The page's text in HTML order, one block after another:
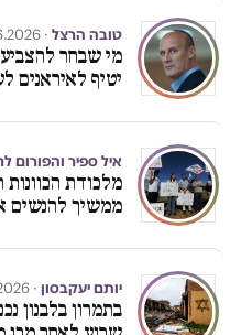
טובה הרצל · 04.06.2026
מי שבחר
יטיף לאיראנים
איל ספיר והפורום
מלכודת
ממשיך להנשים
יותם יעקבסון · 03.06.2026
בתמרון בלבנון